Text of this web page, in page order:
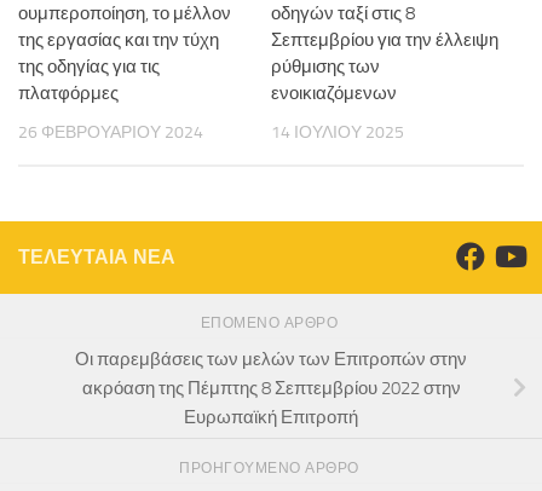
ουμπεροποίηση, το μέλλον
της εργασίας και την τύχη
της οδηγίας για τις
πλατφόρμες
26 ΦΕΒΡΟΥΑΡΊΟΥ 2024
οδηγών ταξί στις 8
Σεπτεμβρίου για την έλλειψη
ρύθμισης των
ενοικιαζόμενων
14 ΙΟΥΛΊΟΥ 2025
ΤΕΛΕΥΤΑΙΑ ΝΕΑ
ΕΠΌΜΕΝΟ ΆΡΘΡΟ
Οι παρεμβάσεις των μελών των Επιτροπών στην
ακρόαση της Πέμπτης 8 Σεπτεμβρίου 2022 στην
Ευρωπαϊκή Επιτροπή
ΠΡΟΗΓΟΎΜΕΝΟ ΆΡΘΡΟ